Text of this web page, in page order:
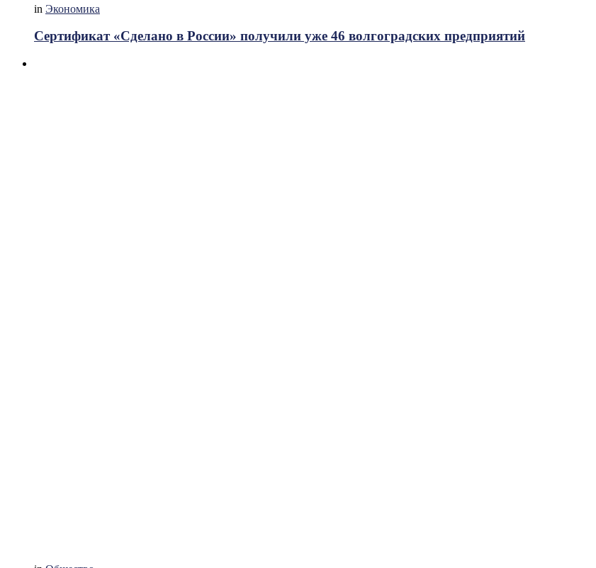
in Экономика
Сертификат «Сделано в России» получили уже 46 волгоградских предприятий